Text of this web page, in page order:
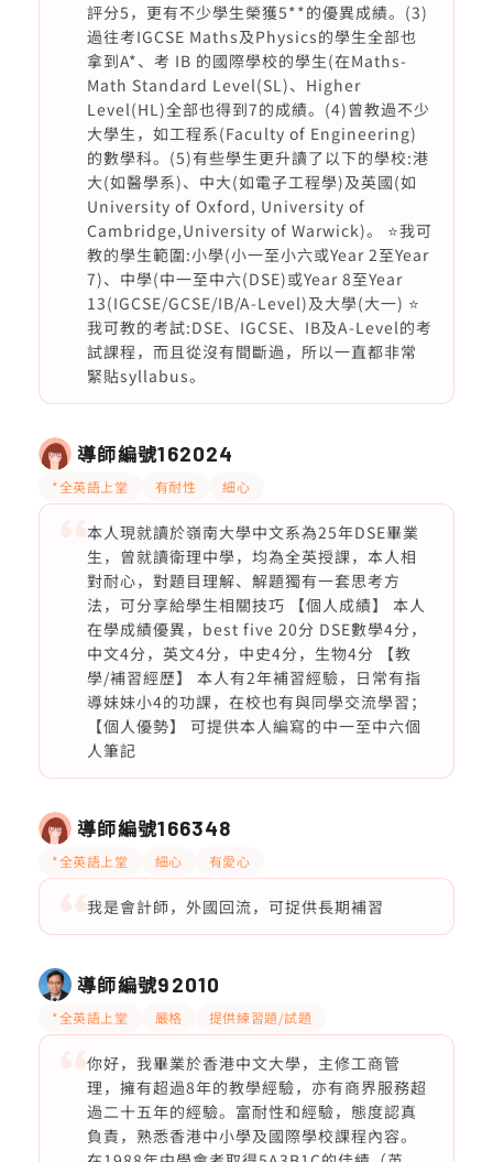
評分5，更有不少學生榮獲5**的優異成績。(3)
過往考IGCSE Maths及Physics的學生全部也
拿到A*、考 IB 的國際學校的學生(在Maths-
Math Standard Level(SL)、Higher
Level(HL)全部也得到7的成績。(4)曾教過不少
大學生，如工程系(Faculty of Engineering)
的數學科。(5)有些學生更升讀了以下的學校:港
大(如醫學系)、中大(如電子工程學)及英國(如
University of Oxford, University of
Cambridge,University of Warwick)。 ⭐️我可
教的學生範圍:小學(小一至小六或Year 2至Year
7)、中學(中一至中六(DSE)或Year 8至Year
13(IGCSE/GCSE/IB/A-Level)及大學(大一) ⭐️
我可教的考試:DSE、IGCSE、IB及A-Level的考
試課程，而且從沒有間斷過，所以一直都非常
緊貼syllabus。
導師編號162024
*全英語上堂 有耐性 細心
本人現就讀於嶺南大學中文系為25年DSE畢業
生，曾就讀衛理中學，均為全英授課，本人相
對耐心，對題目理解、解題獨有一套思考方
法，可分享給學生相關技巧 【個人成績】 本人
在學成績優異，best five 20分 DSE數學4分，
中文4分，英文4分，中史4分，生物4分 【教
學/補習經歷】 本人有2年補習經驗，日常有指
導妹妹小4的功課，在校也有與同學交流學習；
【個人優勢】 可提供本人編寫的中一至中六個
人筆記
導師編號166348
*全英語上堂 細心 有愛心
我是會計師，外國回流，可捉供長期補習
導師編號92010
*全英語上堂 嚴格 提供練習題/試題
你好，我畢業於香港中文大學，主修工商管
理，擁有超過8年的教學經驗，亦有商界服務超
過二十五年的經驗。富耐性和經驗，態度認真
負責，熟悉香港中小學及國際學校課程內容。